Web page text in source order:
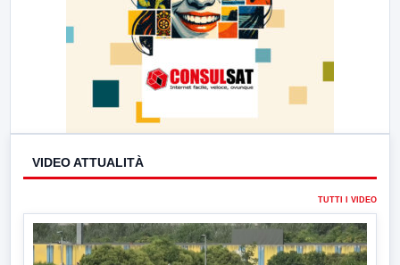
VIDEO ATTUALITÀ
TUTTI I VIDEO